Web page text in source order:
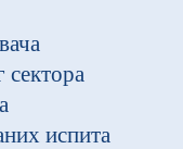
сектора
испита